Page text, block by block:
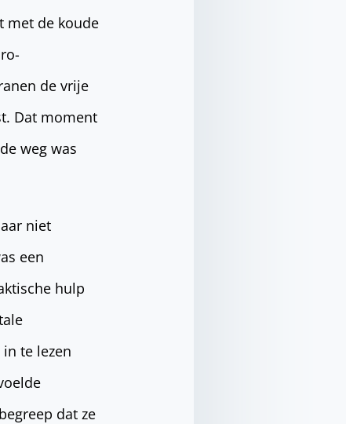
met de koude
de vrije
Dat moment
weg was
niet
een
hulp
te lezen
dat ze